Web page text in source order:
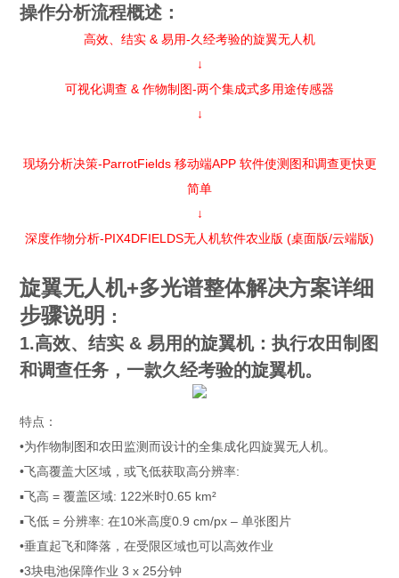
操作分析流程概述：
高效、结实 & 易用-久经考验的旋翼无人机
↓
可视化调查 & 作物制图-两个集成式多用途传感器
↓
现场分析决策-ParrotFields 移动端APP 软件使测图和调查更快更
简单
↓
深度作物分析-PIX4DFIELDS无人机软件农业版 (桌面版/云端版)
旋翼无人机+多光谱整体解决方案详细
步骤说明 ：
1.高效、结实 & 易用的旋翼机：执行农田制图
和调查任务，一款久经考验的旋翼机。
特点：
•为作物制图和农田监测而设计的全集成化四旋翼无人机。
•飞高覆盖大区域，或飞低获取高分辨率:
▪飞高 = 覆盖区域: 122米时0.65 km²
▪飞低 = 分辨率: 在10米高度0.9 cm/px – 单张图片
•垂直起飞和降落，在受限区域也可以高效作业
•3块电池保障作业 3 x 25分钟